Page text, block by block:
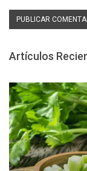
Artículos